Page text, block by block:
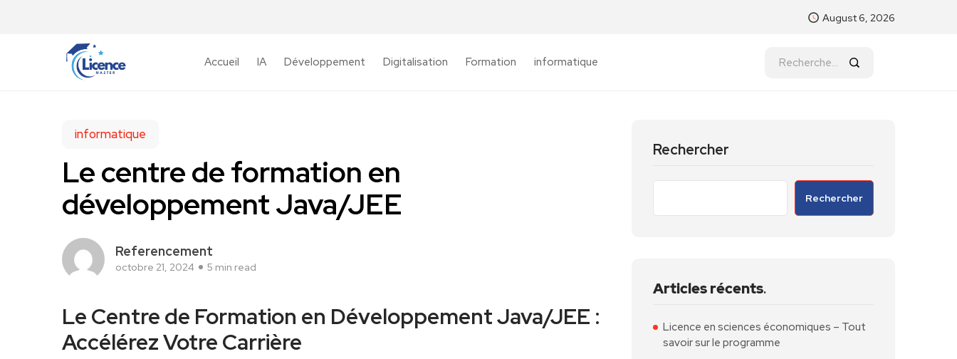
August 6, 2026
Accueil IA Développement Digitalisation Formation informatique
informatique
Le centre de formation en
développement Java/JEE
Referencement
octobre 21, 2024 5 min read
Le Centre de Formation ‍en Développement Java/JEE :
Accélérez Votre Carrière
Rechercher
Rechercher
Articles récents.
Licence en sciences économiques – Tout
savoir sur le programme